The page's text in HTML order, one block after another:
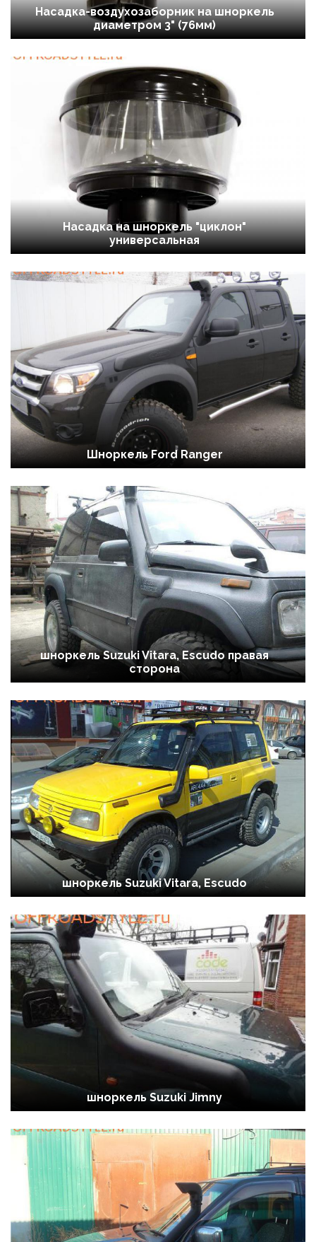
Насадка-воздухозаборник на шноркель
диаметром 3" (76мм)
Насадка на шноркель "циклон"
универсальная
Шноркель Ford Ranger
шноркель Suzuki Vitara, Escudo правая
сторона
шноркель Suzuki Vitara, Escudo
шноркель Suzuki Jimny